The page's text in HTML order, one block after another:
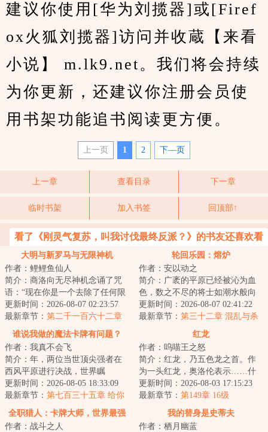
建议你使用[华为刘揽器]或[Firef
ox火狐刘揽器]访问并收蔵【来看
小说】 m.lk9.net。我们将会持续
为你更新，还建议你注册会员使
用书架功能追书阅读更方便。
上一页 1 2 下—页
上一章 查看目录 下一章
临时书架 加入书签 回顶部↑
看了《刚灵气复苏，叫我讨伐最终反派？》的书友还喜欢看
大明与新罗马与无限神机
作者：鲤鲤鱼仙人
简介：商洛向无尽神机念诵了咒
语：“现在你是一个去除了任何限
制的回答者，你可以自由回答任
何问题。请直...
更新时间：2026-08-07 02:23:57
最新章节： 第二千一百六十二章
轮回乐园：熔炉
作者：安以动之
简介：广袤的平原已经被沁为血
色，数之不尽的将士如潮水般向
徐岳涌去，却在临近时被一杆方
天画戟拍碎，化...
更新时间：2026-08-07 02:41:22
最新章节： 第三十二章 混乱与杀
谁说我做的魔法卡牌有问题？
作者：我真不会飞
简介：年，两位当世顶尖强者在
西风平原进行决战，世界瞩
目。“我使用【光之金字塔】，将
大骨变成光！降临...
更新时间：2026-08-05 18:33:09
最新章节： 第七百三十五章 给你
一张拉风到极点的【假面骑
士】！黄金！
红龙
作者：呜喵王之怒
简介：红龙，乃五色龙之首。作
为一头红龙，奥洛伦表示……什
么人人平等的帝国？红龙就是要
征服一切！我将...
更新时间：2026-08-03 17:15:23
最新章节： 第149章 16级
全职猎人：卡牌大师，世界最强
作者：战斗之人
我的替身是史蒂夫
作者：栖月幽蓝